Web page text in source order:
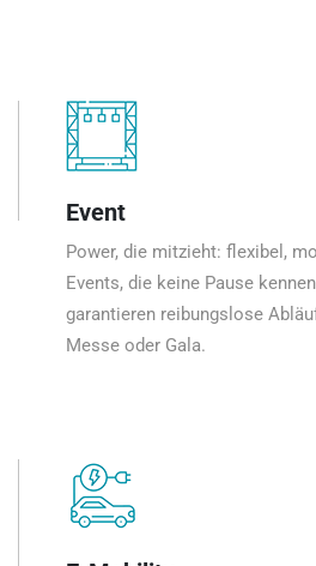
Event
Power, die mitzieht: flexibel,
Events, die keine Pause
garantieren reibungslose
Messe oder Gala.